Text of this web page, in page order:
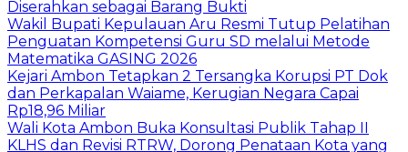
Diserahkan sebagai Barang Bukti
Wakil Bupati Kepulauan Aru Resmi Tutup Pelatihan
Penguatan Kompetensi Guru SD melalui Metode
Matematika GASING 2026
Kejari Ambon Tetapkan 2 Tersangka Korupsi PT Dok
dan Perkapalan Waiame, Kerugian Negara Capai
Rp18,96 Miliar
Wali Kota Ambon Buka Konsultasi Publik Tahap II
KLHS dan Revisi RTRW, Dorong Penataan Kota yang